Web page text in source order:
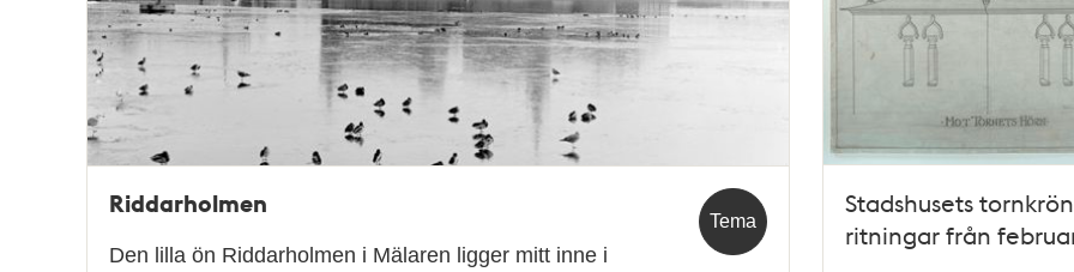
Tema
Riddarholmen
Den lilla ön Riddarholmen i Mälaren ligger mitt inne i
Stadshusets
ritningar från